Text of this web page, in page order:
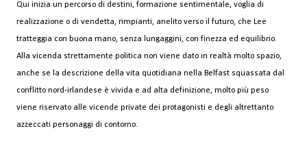
Qui inizia un percorso di destini, formazione sentimentale, voglia di
realizzazione o di vendetta, rimpianti, anelito verso il futuro, che Lee
tratteggia con buona mano, senza lungaggini, con finezza ed equilibrio.
Alla vicenda strettamente politica non viene dato in realtà molto spazio,
anche se la descrizione della vita quotidiana nella Belfast squassata dal
conflitto nord-irlandese è vivida e ad alta definizione, molto più peso
viene riservato alle vicende private dei protagonisti e degli altrettanto
azzeccati personaggi di contorno.